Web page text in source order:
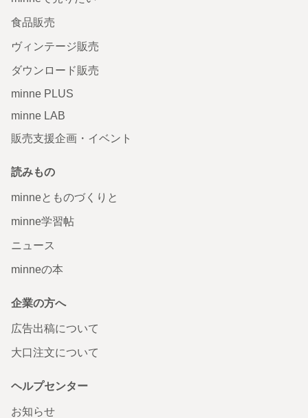
食品販売
ヴィンテージ販売
ダウンロード販売
minne PLUS
minne LAB
販売支援企画・イベント
読みもの
minneとものづくりと
minne学習帖
ニュース
minneの本
企業の方へ
広告出稿について
大口注文について
ヘルプセンター
お知らせ